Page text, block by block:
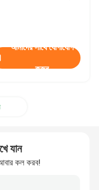
আমাদের সাথে যোগাযোগ
করুন
যান
কল করব!